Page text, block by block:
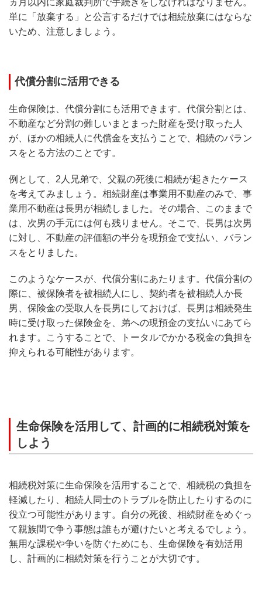
ヵ月以内に家庭裁判所で手続きをしなければなりません。
単に「放棄する」と公言するだけでは相続放棄にはならな
いため、注意しましょう。
代償分割に活用できる
生命保険は、代償分割にも活用できます。代償分割とは、
不動産など分割の難しいまとまった財産を受け取った人
が、ほかの相続人に代償金を支払うことで、相続のバラン
スをとる方法のことです。
例として、2人兄弟で、父親の死後に相続が起きたケース
を考えてみましょう。相続財産は事業用不動産のみで、事
業用不動産は長男が相続しました。その場合、このままで
は、次男の手元には何も残りません。そこで、長男は次男
に対し、不動産の評価額の半分を現預金で支払い、バラン
スをとりました。
このようなケースが、代償分割にあたります。代償分割の
際に、被保険者を被相続人にし、契約者を被相続人か長
男、保険金の受取人を長男にしておけば、長男は相続発生
時に受け取った保険金を、弟への現預金の支払いにあてら
れます。こうすることで、トータルでかかる税金の負担を
抑えられる可能性があります。
生命保険を活用して、計画的に相続税対策を
しよう
相続税対策に生命保険を活用することで、相続税の負担を
軽減したり、相続人同士のトラブルを防止したりするのに
役立つ可能性があります。自分の死後、相続財産をめぐっ
て親族間で争う事態は誰もが避けたいと考えるでしょう。
無用な課税や争いを防ぐためにも、生命保険を有効活用
し、計画的に相続対策を行うことが大切です。